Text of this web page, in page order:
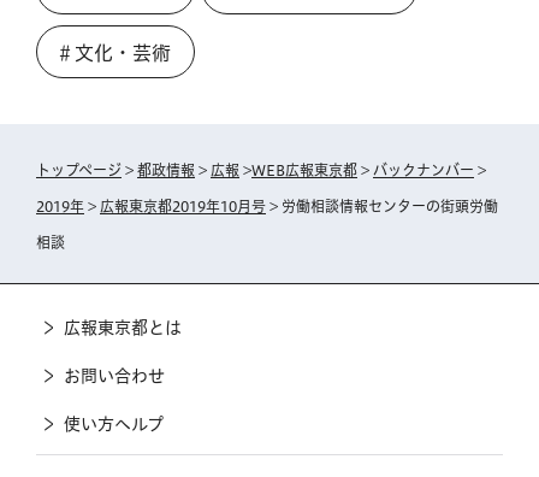
＃文化・芸術
トップページ > 都政情報 > 広報 >WEB広報東京都 > バックナンバー >
2019年 > 広報東京都2019年10月号 > 労働相談情報センターの街頭労働
相談
広報東京都とは
お問い合わせ
使い方ヘルプ